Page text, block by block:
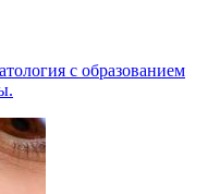
с образованием